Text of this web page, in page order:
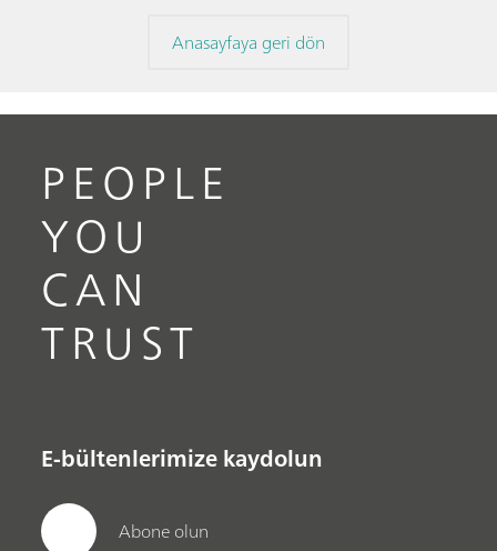
Anasayfaya geri dön
PEOPLE
YOU
CAN
TRUST
E-bültenlerimize kaydolun
Abone olun